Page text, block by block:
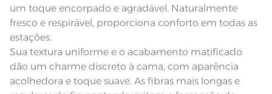
Tamanho King
Cor
Itens Inclusos 1 Lençol de Elástico
sua lavadora;
Enxágue as peças com bastante água;
Utilize a quantidade mínima de amaciante e sabão;
Leia atentamente as instruções na etiqueta.
um toque encorpado e agradável. Naturalmente
fresco e respirável, proporciona conforto em todas as
estações.
Sua textura uniforme e o acabamento matificado
dão um charme discreto à cama, com aparência
acolhedora e toque suave. As fibras mais longas e